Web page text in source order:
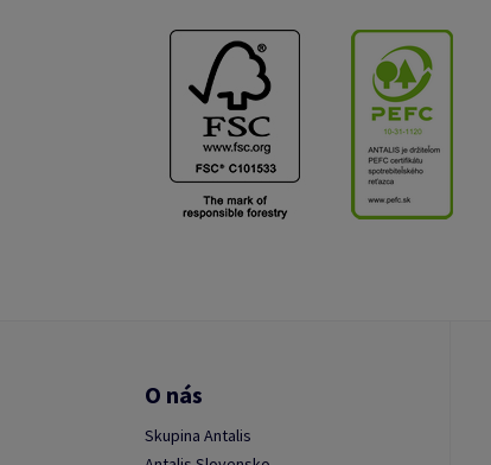
O nás
Skupina Antalis